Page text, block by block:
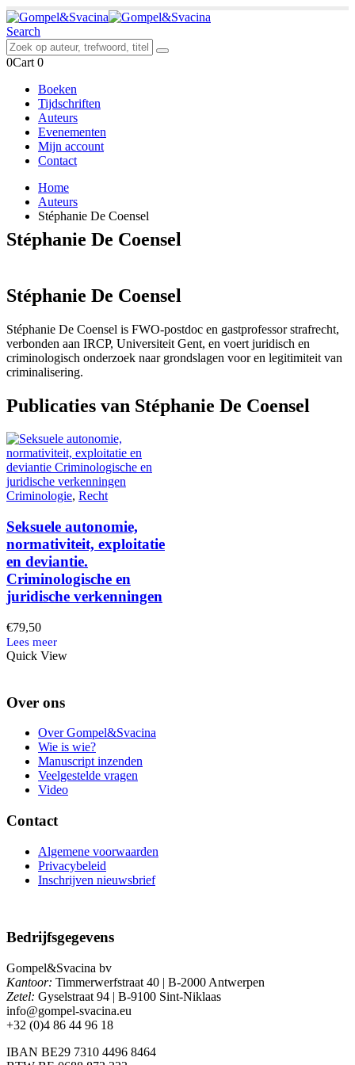
Search
0Cart 0
Boeken
Tijdschriften
Auteurs
Evenementen
Mijn account
Contact
Home
Auteurs
Stéphanie De Coensel
Stéphanie De Coensel
Stéphanie De Coensel
Stéphanie De Coensel is FWO-postdoc en gastprofessor strafrecht,
verbonden aan IRCP, Universiteit Gent, en voert juridisch en
criminologisch onderzoek naar grondslagen voor en legitimiteit van
criminalisering.
Publicaties van Stéphanie De Coensel
Criminologie, Recht
Seksuele autonomie,
normativiteit, exploitatie
en deviantie.
Criminologische en
juridische verkenningen
€79,50
Quick View
Over ons
Over Gompel&Svacina
Wie is wie?
Manuscript inzenden
Veelgestelde vragen
Video
Contact
Algemene voorwaarden
Privacybeleid
Inschrijven nieuwsbrief
Bedrijfsgegevens
Gompel&Svacina bv
Kantoor: Timmerwerfstraat 40 | B-2000 Antwerpen
Zetel: Gyselstraat 94 | B-9100 Sint-Niklaas
info@gompel-svacina.eu
+32 (0)4 86 44 96 18
IBAN BE29 7310 4496 8464